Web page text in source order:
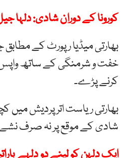
کورونا کے دوران شادی: دلہا
بھارتی میڈیا رپورٹ کے
خفت و شرمنگی کے ساتھ واپس
کرنے پڑے۔
بھارتی ریاست اتر پردیش میں
شادی کے موقع پر نہ صرف نشے